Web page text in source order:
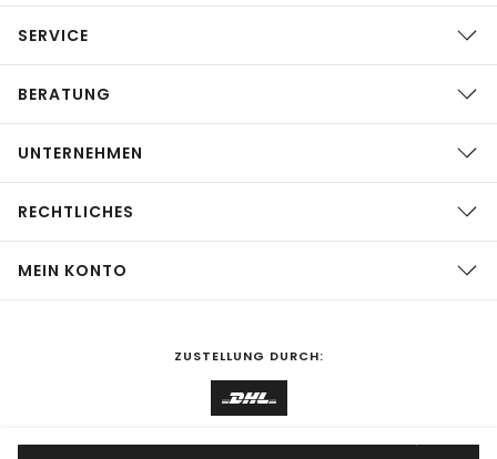
SERVICE
BERATUNG
UNTERNEHMEN
RECHTLICHES
MEIN KONTO
ZUSTELLUNG DURCH: